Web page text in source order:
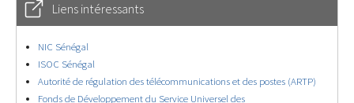
Liens intéressants
NIC Sénégal
ISOC Sénégal
Autorité de régulation des télécommunications et des postes (ARTP)
Fonds de Développement du Service Universel des